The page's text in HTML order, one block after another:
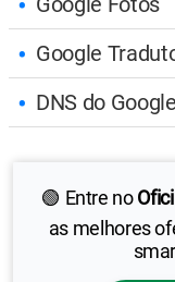
Google
DNS do Google
🟢 Entre no
as melhores